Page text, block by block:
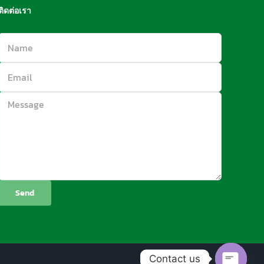
ดต่อเรา
Contact us